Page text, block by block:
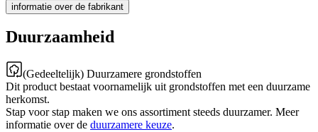
informatie over de fabrikant
Duurzaamheid
(Gedeeltelijk) Duurzamere grondstoffen
Dit product bestaat voornamelijk uit grondstoffen met een duurzame
herkomst.
Stap voor stap maken we ons assortiment steeds duurzamer. Meer
informatie over de duurzamere keuze.